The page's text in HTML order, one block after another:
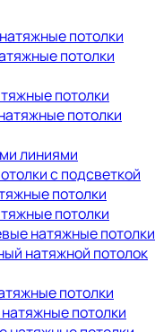
потолки
потолки
потолки
потолки
линиями
с подсветкой
потолки
потолки
натяжные потолки
натяжной потолок
потолки
потолки